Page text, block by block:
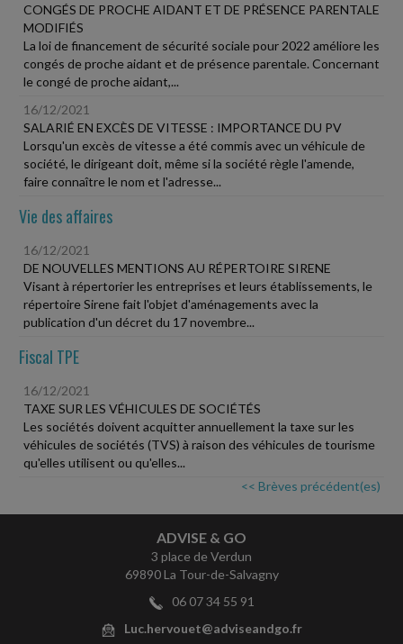
CONGÉS DE PROCHE AIDANT ET DE PRÉSENCE PARENTALE
MODIFIÉS
La loi de financement de sécurité sociale pour 2022 améliore les
congés de proche aidant et de présence parentale. Concernant
le congé de proche aidant,...
16/12/2021
SALARIÉ EN EXCÈS DE VITESSE : IMPORTANCE DU PV
Lorsqu'un excès de vitesse a été commis avec un véhicule de
société, le dirigeant doit, même si la société règle l'amende,
faire connaître le nom et l'adresse...
Vie des affaires
16/12/2021
DE NOUVELLES MENTIONS AU RÉPERTOIRE SIRENE
Visant à répertorier les entreprises et leurs établissements, le
répertoire Sirene fait l'objet d'aménagements avec la
publication d'un décret du 17 novembre...
Fiscal TPE
16/12/2021
TAXE SUR LES VÉHICULES DE SOCIÉTÉS
Les sociétés doivent acquitter annuellement la taxe sur les
véhicules de sociétés (TVS) à raison des véhicules de tourisme
qu'elles utilisent ou qu'elles...
<< Brèves précédent(es)
ADVISE & GO
3 place de Verdun
69890 La Tour-de-Salvagny
06 07 34 55 91
Luc.hervouet@adviseandgo.fr